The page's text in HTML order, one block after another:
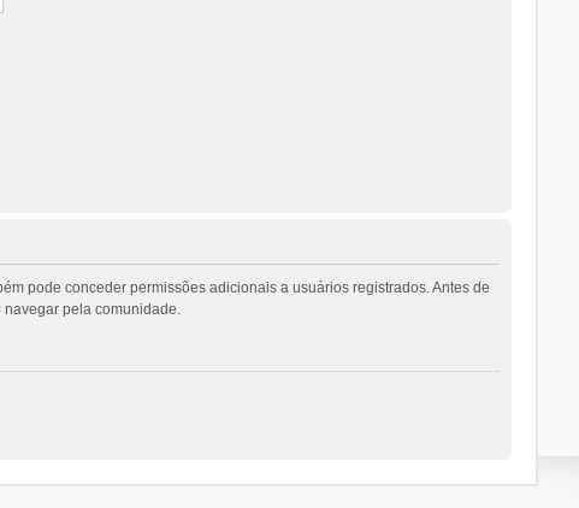
pode conceder permissões adicionais a usuários registrados. Antes de
navegar pela comunidade.